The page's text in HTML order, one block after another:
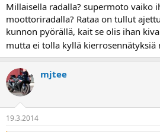
Millaisella radalla? supermoto vaiko
moottoriradalla? Rataa on tullut
kunnon pyörällä, kait se olis ihan
mutta ei tolla kyllä kierrosennätyksiä
mjtee
19.3.2014